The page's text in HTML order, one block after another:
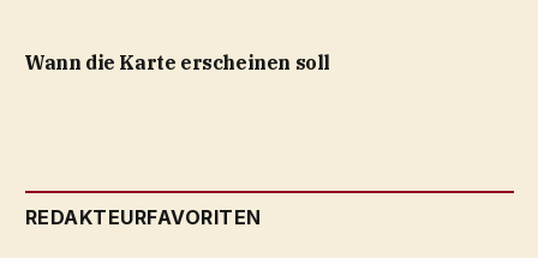
Wann die Karte erscheinen soll
REDAKTEURFAVORITEN